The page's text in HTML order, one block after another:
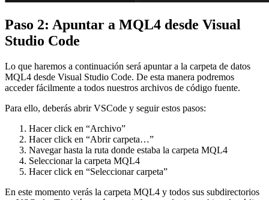
Paso 2: Apuntar a MQL4 desde Visual
Studio Code
Lo que haremos a continuación será apuntar a la carpeta de datos
MQL4 desde Visual Studio Code. De esta manera podremos
acceder fácilmente a todos nuestros archivos de código fuente.
Para ello, deberás abrir VSCode y seguir estos pasos:
Hacer click en “Archivo”
Hacer click en “Abrir carpeta…”
Navegar hasta la ruta donde estaba la carpeta MQL4
Seleccionar la carpeta MQL4
Hacer click en “Seleccionar carpeta”
En este momento verás la carpeta MQL4 y todos sus subdirectorios